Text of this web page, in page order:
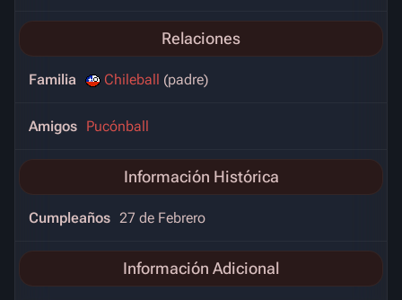
Relaciones
Familia Chileball (padre)
Amigos Pucónball
Información Histórica
Cumpleaños 27 de Febrero
Información Adicional